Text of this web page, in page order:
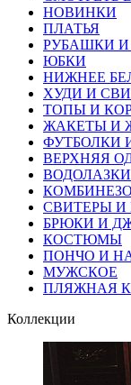
НОВИНКИ
ПЛАТЬЯ
РУБАШКИ И
ЮБКИ
НИЖНЕЕ
ХУДИ И
ТОПЫ И
ЖАКЕТЫ И
ФУТБОЛКИ
ВЕРХНЯЯ
СВИТЕРЫ И
БРЮКИ И
КОСТЮМЫ
ПОНЧО И
МУЖСКОЕ
ПЛЯЖНАЯ
Коллекции